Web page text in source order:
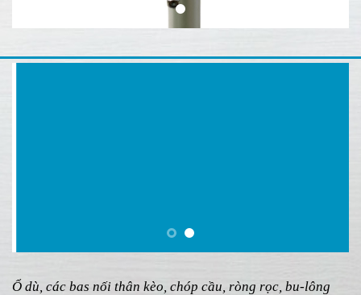
Ổ dù, các bas nối thân kèo, chóp cầu, ròng rọc, bu-lông